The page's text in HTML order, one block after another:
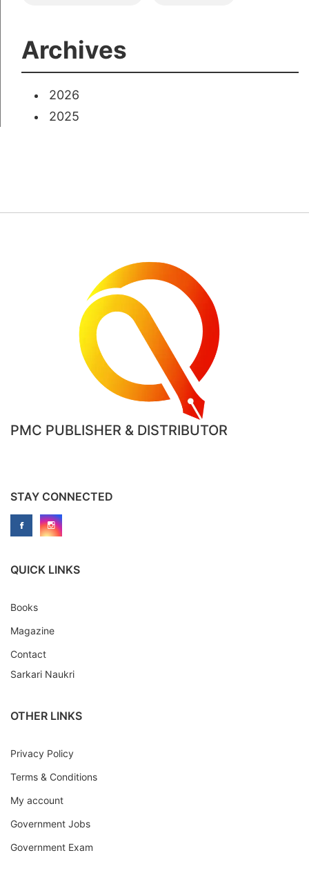
Archives
2026
2025
PMC PUBLISHER & DISTRIBUTOR
STAY CONNECTED
QUICK LINKS
Books
Magazine
Contact
Sarkari Naukri
OTHER LINKS
Privacy Policy
Terms & Conditions
My account
Government Jobs
Government Exam